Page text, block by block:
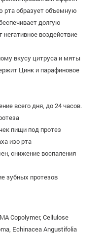
рта образует объемную
долгую
воздействие
вкусу цитруса и мяты
Цинк и парафиновое
всего дня, до 24 часов.
пищи под протез
изо рта
снижение воспаления
зубных протезов
Copolymer, Cellulose
Echinacea Angustifolia